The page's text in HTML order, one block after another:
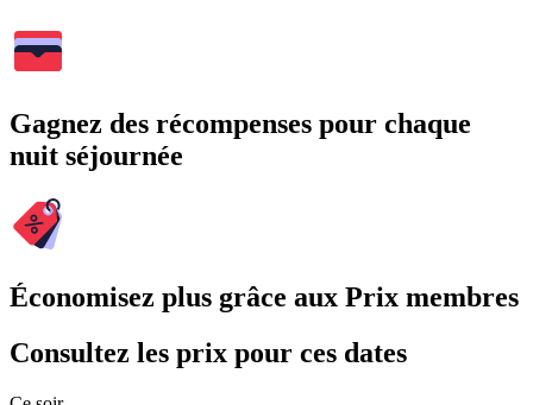
Gagnez des récompenses pour chaque
nuit séjournée
Économisez plus grâce aux Prix membres
Consultez les prix pour ces dates